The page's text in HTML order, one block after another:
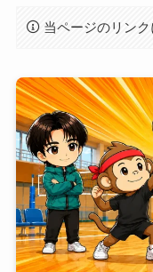
当ページのリンク